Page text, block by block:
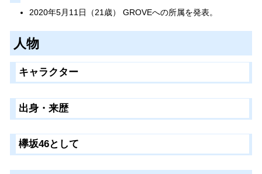
2020年5月11日（21歳） GROVEへの所属を発表。
人物
キャラクター
出身・来歴
欅坂46として